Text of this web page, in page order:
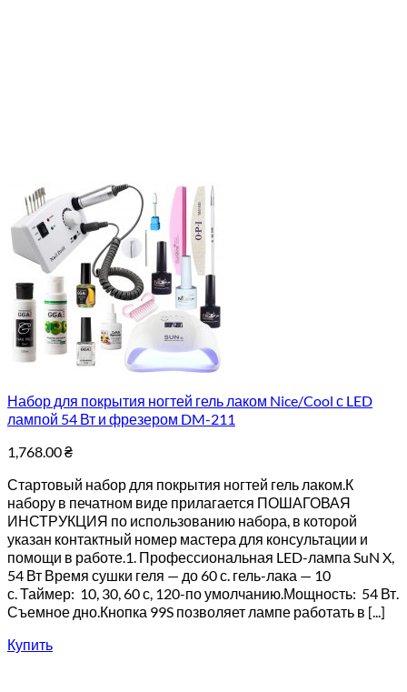
Набор для покрытия ногтей гель лаком Nice/Cool с LED
лампой 54 Вт и фрезером DM-211
1,768.00₴
Стартовый набор для покрытия ногтей гель лаком.К
набору в печатном виде прилагается ПОШАГОВАЯ
ИНСТРУКЦИЯ по использованию набора, в которой
указан контактный номер мастера для консультации и
помощи в работе.1. Профессиональная LED-лампа SuN X,
54 Вт Время сушки геля — до 60 с. гель-лака — 10
с. Таймер: 10, 30, 60 с, 120-по умолчанию.Мощность: 54 Вт.
Съемное дно.Кнопка 99S позволяет лампе работать в [...]
Купить